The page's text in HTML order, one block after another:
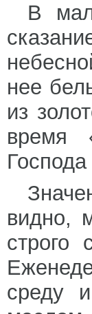
В
нее
из
время
видно,
строго
среду